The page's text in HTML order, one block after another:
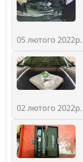
05 лютого 2022р.
02 лютого 2022р.